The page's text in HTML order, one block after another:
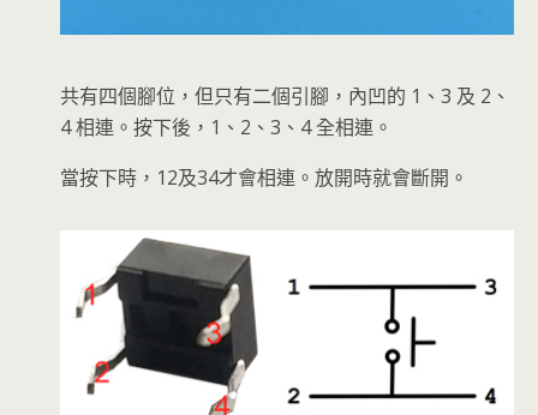
共有四個腳位，但只有二個引腳，內凹的 1、3 及 2、
4 相連。按下後，1、2、3、4 全相連。
當按下時，12及34才會相連。放開時就會斷開。